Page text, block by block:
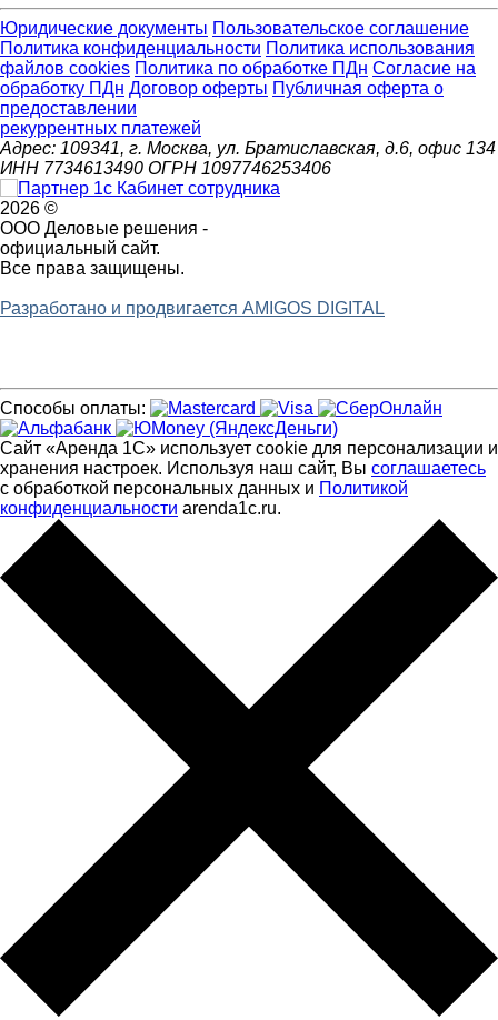
Юридические документы Пользовательское соглашение
Политика конфиденциальности Политика использования
файлов cookies Политика по обработке ПДн Cогласие на
обработку ПДн Договор оферты Публичная оферта о
предоставлении
рекуррентных платежей
Адрес: 109341, г. Москва, ул. Братиславская, д.6, офис 134
ИНН 7734613490 ОГРН 1097746253406
2026 ©
ООО Деловые решения -
официальный сайт.
Все права защищены.
Разработано и продвигается AMIGOS DIGITAL
Способы оплаты:
Сайт «Аренда 1С» использует cookie для персонализации и
хранения настроек. Используя наш сайт, Вы соглашаетесь
с обработкой персональных данных и Политикой
конфиденциальности arenda1c.ru.